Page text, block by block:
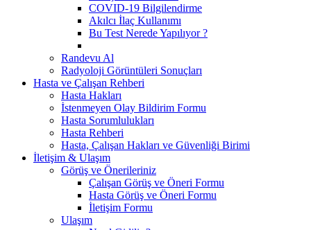
COVID-19 Bilgilendirme
Akılcı İlaç Kullanımı
Bu Test Nerede Yapılıyor ?
Randevu Al
Radyoloji Görüntüleri Sonuçları
Hasta ve Çalışan Rehberi
Hasta Hakları
İstenmeyen Olay Bildirim Formu
Hasta Sorumlulukları
Hasta Rehberi
Hasta, Çalışan Hakları ve Güvenliği Birimi
İletişim & Ulaşım
Görüş ve Önerileriniz
Çalışan Görüş ve Öneri Formu
Hasta Görüş ve Öneri Formu
İletişim Formu
Ulaşım